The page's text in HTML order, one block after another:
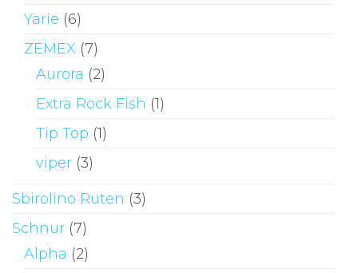
Yarie (6)
ZEMEX (7)
Aurora (2)
Extra Rock Fish (1)
Tip Top (1)
viper (3)
Sbirolino Ruten (3)
Schnur (7)
Alpha (2)